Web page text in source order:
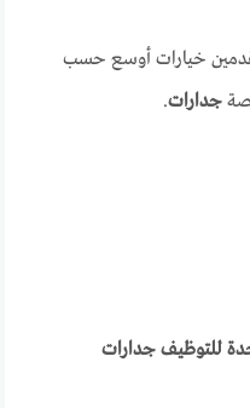
خيارات أوسع حسب
جدارات.
للتوظيف جدارات